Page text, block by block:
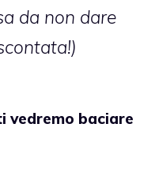
da non dare
vedremo baciare